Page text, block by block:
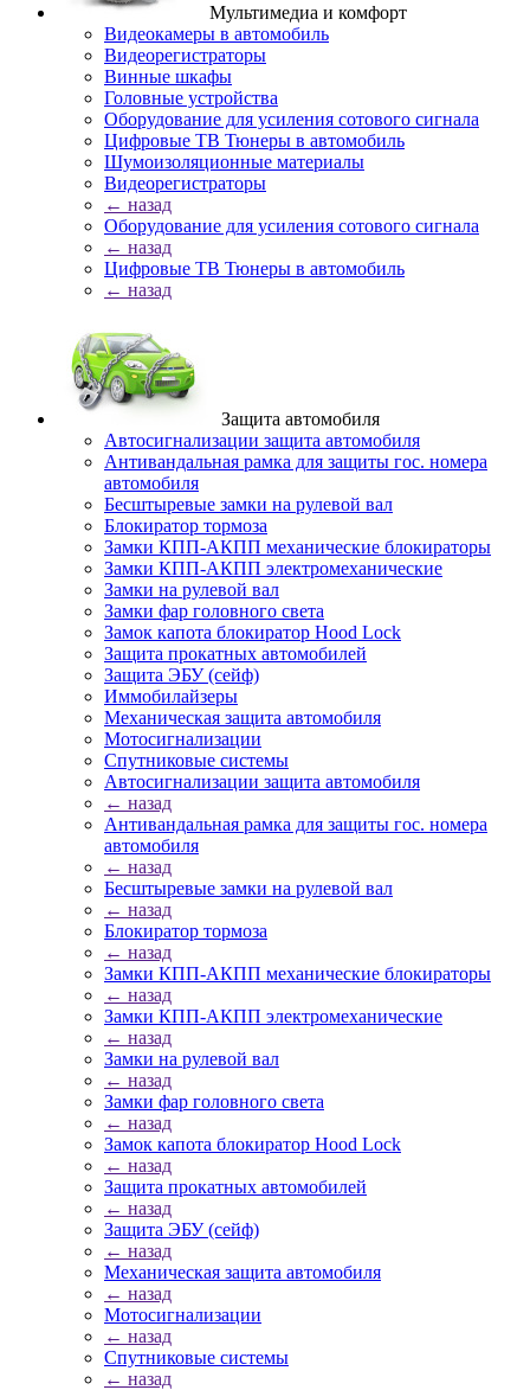
Мультимедиа и комфорт
Видеокамеры в автомобиль
Видеорегистраторы
Винные шкафы
Головные устройства
Оборудование для усиления сотового сигнала
Цифровые ТВ Тюнеры в автомобиль
Шумоизоляционные материалы
Видеорегистраторы
← назад
Оборудование для усиления сотового сигнала
← назад
Цифровые ТВ Тюнеры в автомобиль
← назад
Защита автомобиля
Автосигнализации защита автомобиля
Антивандальная рамка для защиты гос. номера
автомобиля
Бесштыревые замки на рулевой вал
Блокиратор тормоза
Замки КПП-АКПП механические блокираторы
Замки КПП-АКПП электромеханические
Замки на рулевой вал
Замки фар головного света
Замок капота блокиратор Hood Lock
Защита прокатных автомобилей
Защита ЭБУ (сейф)
Иммобилайзеры
Механическая защита автомобиля
Мотосигнализации
Спутниковые системы
Автосигнализации защита автомобиля
← назад
Антивандальная рамка для защиты гос. номера
автомобиля
← назад
Бесштыревые замки на рулевой вал
← назад
Блокиратор тормоза
← назад
Замки КПП-АКПП механические блокираторы
← назад
Замки КПП-АКПП электромеханические
← назад
Замки на рулевой вал
← назад
Замки фар головного света
← назад
Замок капота блокиратор Hood Lock
← назад
Защита прокатных автомобилей
← назад
Защита ЭБУ (сейф)
← назад
Механическая защита автомобиля
← назад
Мотосигнализации
← назад
Спутниковые системы
← назад